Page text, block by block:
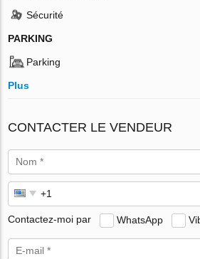
Sécurité
PARKING
Parking
Plus
CONTACTER LE VENDEUR
Contactez-moi par WhatsApp